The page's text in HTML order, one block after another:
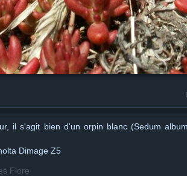
il s'agit bien d'un orpin blanc (Sedum
Dimage Z5
Flore